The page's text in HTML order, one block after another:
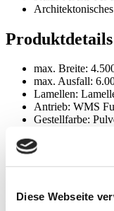
Diese Webseite
Produktdetails
max. Breite:
max. Ausfall:
Lamellen:
Antrieb: WMS
Gestellfarbe:
Montage: